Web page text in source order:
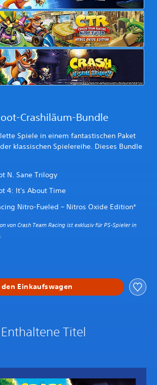
Crashiläum-Bundle
Spiele in einem fantastischen Paket
klassischen Spielereihe. Dieses Bundle
N. Sane Trilogy
4: It's About Time
Nitro-Fueled – Nitros Oxide Edition*
von Crash Team Racing ist exklusiv für PS-Spieler in
den Einkaufswagen
Enthaltene Titel